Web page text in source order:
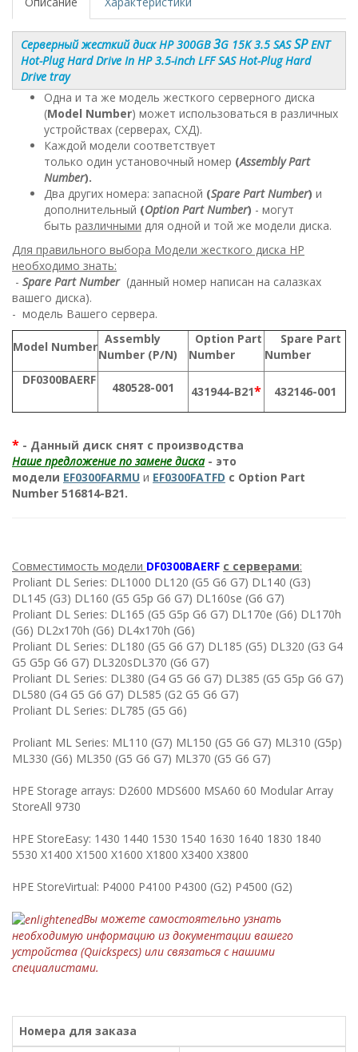
Серверный жесткий диск HP 300GB3G 15K 3.5 SASSPENT
Hot-Plug Hard Drive In HP 3.5-inch LFF SAS Hot-Plug Hard
Drive tray
Одна и та же модель жесткого серверного диска
(Model Number) может использоваться в различных
устройствах (серверах, СХД).
Каждой модели соответствует
только один установочный номер (Assembly Part
Number).
Два других номера: запасной (Spare Part Number) и
дополнительный (Option Part Number) - могут
быть различными для одной и той же модели диска.
Для правильного выбора Модели жесткого диска HP
необходимо знать:
- Spare Part Number (данный номер написан на салазках
вашего диска).
- модель Вашего сервера.
Model Number
Assembly
Number (P/N)
Option Part
Number
Spare Part
Number
DF0300BAERF
480528-001 431944-B21* 432146-001
* - Данный диск снят с производства
Наше предложение по замене диска- это
модели EF0300FARMU и EF0300FATFD с Option Part
Number 516814-B21.
Совместимость модели DF0300BAERF с серверами:
Proliant DL Series: DL1000 DL120 (G5 G6 G7) DL140 (G3)
DL145 (G3) DL160 (G5 G5p G6 G7) DL160se (G6 G7)
Proliant DL Series: DL165 (G5 G5p G6 G7) DL170e (G6) DL170h
(G6) DL2x170h (G6) DL4x170h (G6)
Proliant DL Series: DL180 (G5 G6 G7) DL185 (G5) DL320 (G3 G4
G5 G5p G6 G7) DL320sDL370 (G6 G7)
Proliant DL Series: DL380 (G4 G5 G6 G7) DL385 (G5 G5p G6 G7)
DL580 (G4 G5 G6 G7) DL585 (G2 G5 G6 G7)
Proliant DL Series: DL785 (G5 G6)
Proliant ML Series: ML110 (G7) ML150 (G5 G6 G7) ML310 (G5p)
ML330 (G6) ML350 (G5 G6 G7) ML370 (G5 G6 G7)
HPE Storage arrays: D2600 MDS600 MSA60 60 Modular Array
StoreAll 9730
HPE StoreEasy: 1430 1440 1530 1540 1630 1640 1830 1840
5530 X1400 X1500 X1600 X1800 X3400 X3800
HPE StoreVirtual: P4000 P4100 P4300 (G2) P4500 (G2)
Вы можете самостоятельно узнать
необходимую информацию из документации вашего
устройства (Quickspecs) или связаться с нашими
специалистами.
Номера для заказа